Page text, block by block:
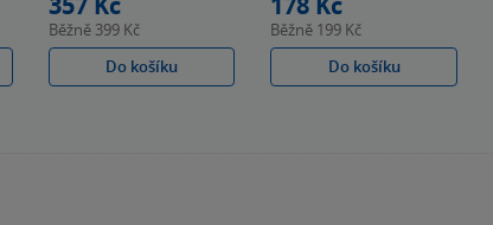
Běžně 399 Kč
Do košíku
Běžně 199 Kč
Do košíku